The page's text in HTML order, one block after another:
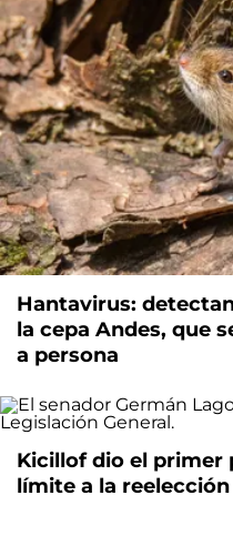
Hantavirus:
la cepa Andes, que
a persona
Kicillof dio el primer
límite a la